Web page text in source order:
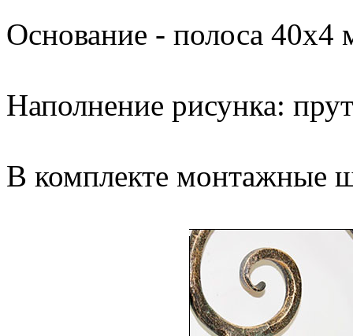
Основание - полоса 40х4
Наполнение рисунка:
В комплекте монтажные